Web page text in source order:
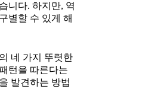
니다. 하지만, 역
별할 수 있게 해
네 가지 뚜렷한
턴을 따른다는
발견하는 방법